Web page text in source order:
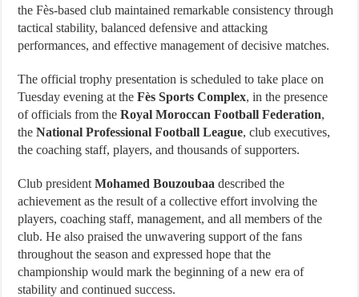
the Fès-based club maintained remarkable consistency through
tactical stability, balanced defensive and attacking
performances, and effective management of decisive matches.
The official trophy presentation is scheduled to take place on
Tuesday evening at theFès Sports Complex, in the presence
of officials from theRoyal Moroccan Football Federation,
theNational Professional Football League, club executives,
the coaching staff, players, and thousands of supporters.
Club presidentMohamed Bouzoubaa described the
achievement as the result of a collective effort involving the
players, coaching staff, management, and all members of the
club. He also praised the unwavering support of the fans
throughout the season and expressed hope that the
championship would mark the beginning of a new era of
stability and continued success.